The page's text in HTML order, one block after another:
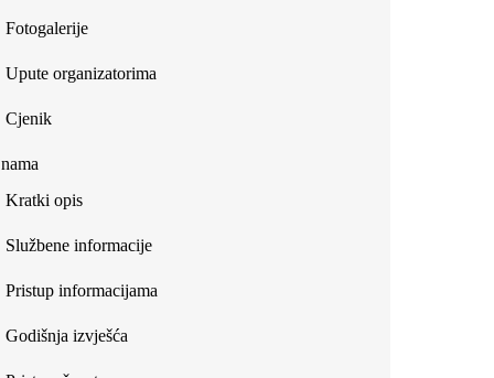
Fotogalerije
Upute organizatorima
Cjenik
Kratki opis
Službene informacije
Pristup informacijama
Godišnja izvješća